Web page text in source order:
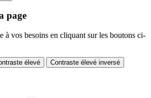
page
à vos besoins en cliquant sur les boutons ci-
élevé Contraste élevé inversé